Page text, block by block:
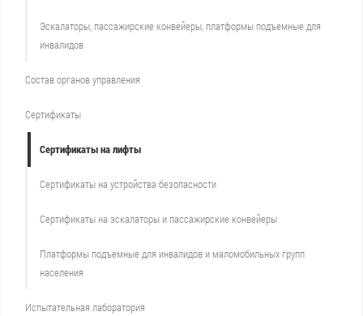
Эскалаторы, пассажирские конвейеры, платформы подъемные для
инвалидов
Состав органов управления
Сертификаты
Сертификаты на лифты
Сертификаты на устройства безопасности
Сертификаты на эскалаторы и пассажирские конвейеры
Платформы подъемные для инвалидов и маломобильных групп
населения
Испытательная лаборатория